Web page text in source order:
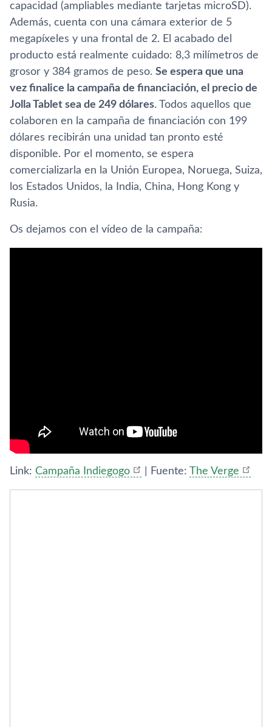
capacidad (ampliables mediante tarjetas microSD).
Además, cuenta con una cámara exterior de 5
megapí­xeles y una frontal de 2. El acabado del
producto está realmente cuidado: 8,3 milí­metros de
grosor y 384 gramos de peso. Se espera que una
vez finalice la campaña de financiación, el precio de
Jolla Tablet sea de 249 dólares. Todos aquellos que
colaboren en la campaña de financiación con 199
dólares recibirán una unidad tan pronto esté
disponible. Por el momento, se espera
comercializarla en la Unión Europea, Noruega, Suiza,
los Estados Unidos, la India, China, Hong Kong y
Rusia.
Os dejamos con el ví­deo de la campaña:
Link: Campaña Indiegogo | Fuente: The Verge